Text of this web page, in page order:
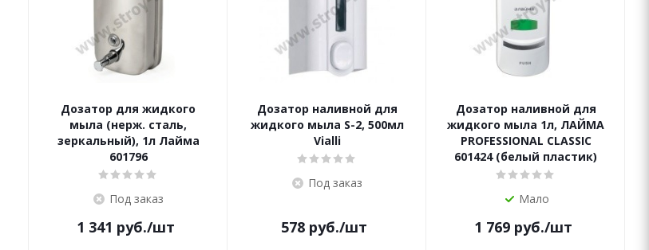
Дозатор для жидкого
мыла (нерж. сталь,
зеркальный), 1л Лайма
601796
Под заказ
1 341 руб./шт
Дозатор наливной для
жидкого мыла S-2, 500мл
Vialli
Под заказ
578 руб./шт
Дозатор наливной для
жидкого мыла 1л, ЛАЙМА
PROFESSIONAL CLASSIC
601424 (белый пластик)
Мало
1 769руб./шт